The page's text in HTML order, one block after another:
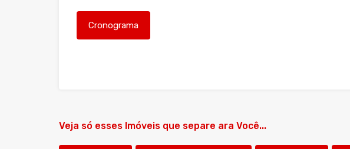
Veja só esses Imóveis que separe ara Você...